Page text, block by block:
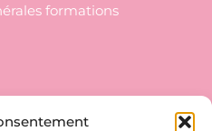
formations